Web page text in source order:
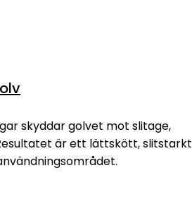
skyddar golvet mot slitage,
är ett lättskött, slitstarkt